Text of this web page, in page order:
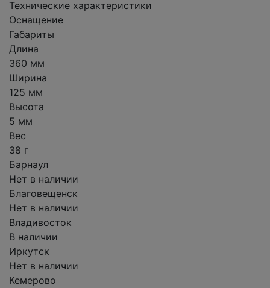
Технические характеристики
Оснащение
Габариты
Длина
360 мм
Ширина
125 мм
Высота
5 мм
Вес
38 г
Барнаул
Нет в наличии
Благовещенск
Нет в наличии
Владивосток
В наличии
Иркутск
Нет в наличии
Кемерово